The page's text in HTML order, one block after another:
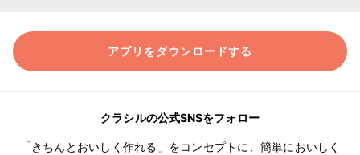
アプリをダウンロードする
クラシルの公式SNSをフォロー
「きちんとおいしく作れる」をコンセプトに、簡単においしく